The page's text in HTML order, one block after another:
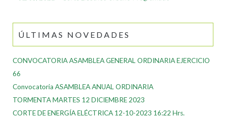
ÚLTIMAS NOVEDADES
CONVOCATORIA ASAMBLEA GENERAL ORDINARIA EJERCICIO
66
Convocatoria ASAMBLEA ANUAL ORDINARIA
TORMENTA MARTES 12 DICIEMBRE 2023
CORTE DE ENERGÍA ELÉCTRICA 12-10-2023 16:22 Hrs.